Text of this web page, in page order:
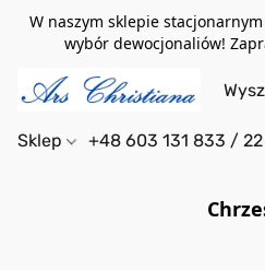
W naszym sklepie
wybór dewocjonaliów!
Sklep +48 603 131 833 /